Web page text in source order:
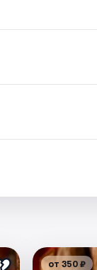
от 350 ₽